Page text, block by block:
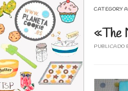
CATEGORY
«The
PUBLICADO